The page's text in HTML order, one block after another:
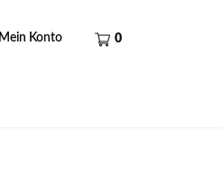
0
Mein Konto